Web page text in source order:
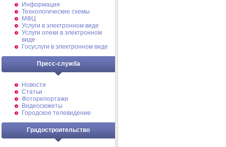
Информация
Технологические схемы
МФЦ
Услуги в электронном виде
Услуги опеки в электронном
виде
Госуслуги в электронном виде
Пресс-служба
Новости
Статьи
Фоторепортажи
Видеосюжеты
Городское телевидение
Градостроительство